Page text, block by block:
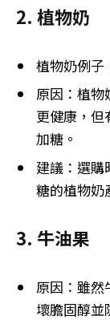
2. 植物奶
植物奶例子
原因：植物
更健康，但
加糖。
建議：選購
糖的植物奶
3. 牛油果
原因：雖然
壞膽固醇並